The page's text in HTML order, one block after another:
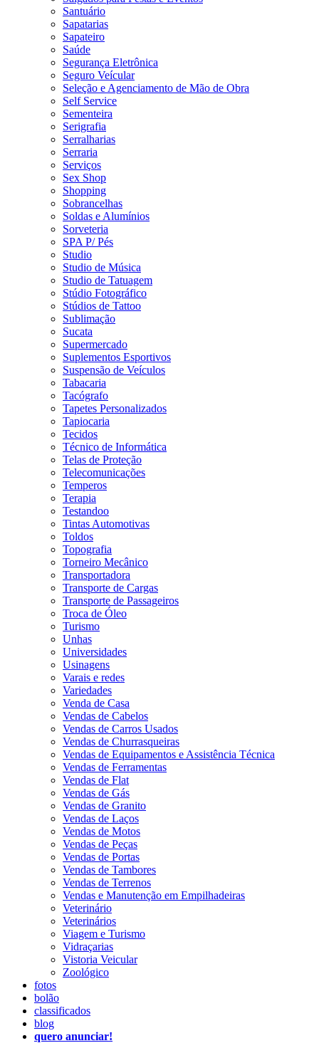
Santuário
Sapatarias
Sapateiro
Saúde
Segurança Eletrônica
Seguro Veícular
Seleção e Agenciamento de Mão de Obra
Self Service
Sementeira
Serigrafia
Serralharias
Serraria
Serviços
Sex Shop
Shopping
Sobrancelhas
Soldas e Alumínios
Sorveteria
SPA P/ Pés
Studio
Studio de Música
Studio de Tatuagem
Stúdio Fotográfico
Stúdios de Tattoo
Sublimação
Sucata
Supermercado
Suplementos Esportivos
Suspensão de Veículos
Tabacaria
Tacógrafo
Tapetes Personalizados
Tapiocaria
Tecidos
Técnico de Informática
Telas de Proteção
Telecomunicações
Temperos
Terapia
Testandoo
Tintas Automotivas
Toldos
Topografia
Torneiro Mecânico
Transportadora
Transporte de Cargas
Transporte de Passageiros
Troca de Óleo
Turismo
Unhas
Universidades
Usinagens
Varais e redes
Variedades
Venda de Casa
Vendas de Cabelos
Vendas de Carros Usados
Vendas de Churrasqueiras
Vendas de Equipamentos e Assistência Técnica
Vendas de Ferramentas
Vendas de Flat
Vendas de Gás
Vendas de Granito
Vendas de Laços
Vendas de Motos
Vendas de Peças
Vendas de Portas
Vendas de Tambores
Vendas de Terrenos
Vendas e Manutenção em Empilhadeiras
Veterinário
Veterinários
Viagem e Turismo
Vidraçarias
Vistoria Veicular
Zoológico
fotos
bolão
classificados
blog
quero anunciar!